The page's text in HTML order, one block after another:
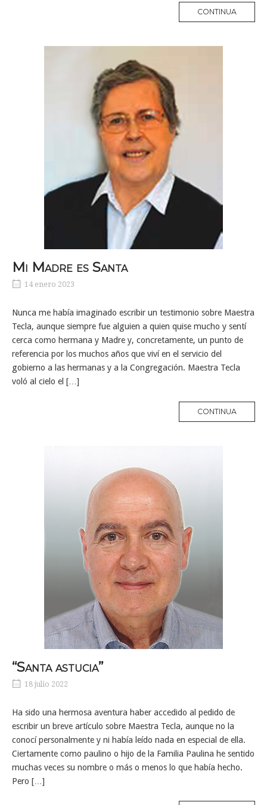
CONTINUA
Mi Madre es Santa
14 enero 2023
Nunca me había imaginado escribir un testimonio sobre Maestra
Tecla, aunque siempre fue alguien a quien quise mucho y sentí
cerca como hermana y Madre y, concretamente, un punto de
referencia por los muchos años que viví en el servicio del
gobierno a las hermanas y a la Congregación. Maestra Tecla
voló al cielo el […]
CONTINUA
“Santa astucia”
18 julio 2022
Ha sido una hermosa aventura haber accedido al pedido de
escribir un breve artículo sobre Maestra Tecla, aunque no la
conocí personalmente y ni había leído nada en especial de ella.
Ciertamente como paulino o hijo de la Familia Paulina he sentido
muchas veces su nombre o más o menos lo que había hecho.
Pero […]